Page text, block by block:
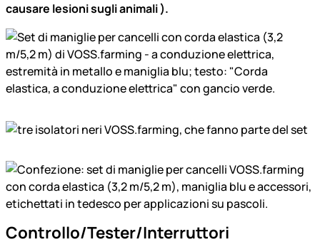
causare lesioni sugli animali ).
Controllo/Tester/Interruttori